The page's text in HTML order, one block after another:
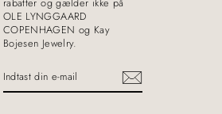
OLE LYNGGAARD
COPENHAGEN og Kay
Bojesen Jewelry.
DIN
E-